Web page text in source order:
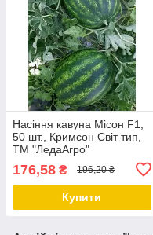
Насіння кавуна Місон F1,
50 шт., Кримсон Світ тип,
ТМ "ЛедаАгро"
176,58 ₴ 196,20 ₴
Купити